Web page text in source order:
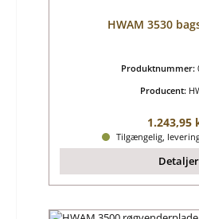
HWAM 3530
Produktnummer:
Producent:
1.243,95
Tilgængelig,
Detaljer